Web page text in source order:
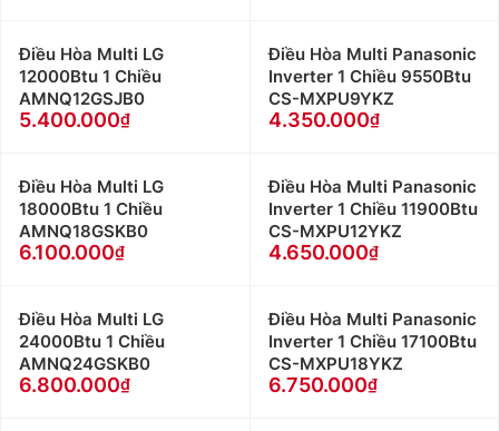
Điều Hòa Multi LG
12000Btu 1 Chiều
AMNQ12GSJB0
5.400.000
Điều Hòa Multi Panasonic
Inverter 1 Chiều 9550Btu
CS-MXPU9YKZ
4.350.000
Điều Hòa Multi LG
18000Btu 1 Chiều
AMNQ18GSKB0
6.100.000
Điều Hòa Multi Panasonic
Inverter 1 Chiều 11900Btu
CS-MXPU12YKZ
4.650.000
Điều Hòa Multi LG
24000Btu 1 Chiều
AMNQ24GSKB0
6.800.000
Điều Hòa Multi Panasonic
Inverter 1 Chiều 17100Btu
CS-MXPU18YKZ
6.750.000